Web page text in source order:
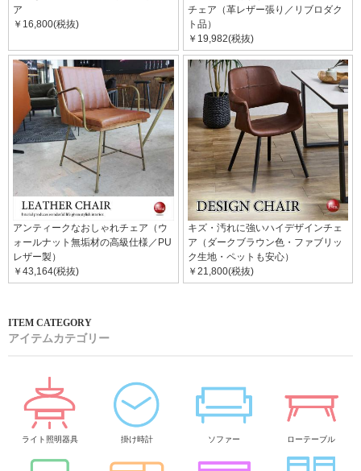
ア
￥16,800(税抜)
チェア（革レザー張り／リブロダク
ト品）
￥19,982(税抜)
アンティークなおしゃれチェア（ウ
ォールナット無垢材の高級仕様／PU
レザー製）
￥43,164(税抜)
キズ・汚れに強いハイデザインチェ
ア（ダークブラウン色・ファブリッ
ク生地・ペットも安心）
￥21,800(税抜)
アイテムカテゴリー
ライト照明器具 掛け時計 ソファー ローテーブル